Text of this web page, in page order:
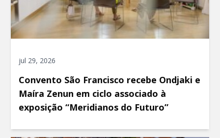
jul 29, 2026
Convento São Francisco recebe Ondjaki e
Maíra Zenun em ciclo associado à
exposição “Meridianos do Futuro”